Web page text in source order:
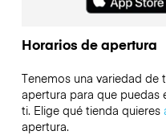
Horarios de apertura
Tenemos una variedad
apertura para que puedas
ti. Elige qué tienda quieres
apertura.